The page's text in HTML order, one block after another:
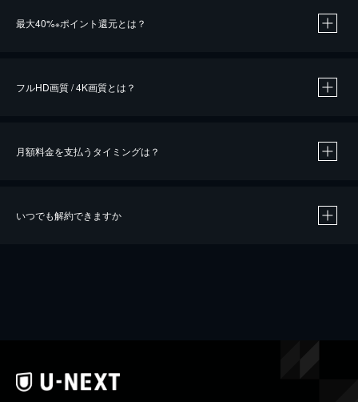
最大40%※ポイント還元とは？
※40％ポイント還元の対象は、クレジットカード決済による作品の購入 / レンタルです。
iOSアプリのUコイン決済による作品の購入 / レンタルは、20％のポイント還元です。
フルHD画質 / 4K画質とは？
月額料金を支払うタイミングは？
いつでも解約できますか